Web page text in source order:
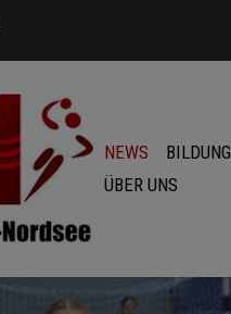
NEWS BILDUNG
ÜBER UNS